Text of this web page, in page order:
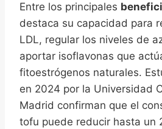
Entre los principales
destaca su capacidad para
LDL, regular los niveles de
aportar isoflavonas que
fitoestrógenos naturales.
en 2024 por la Universidad
Madrid confirman que el
tofu puede reducir hasta un